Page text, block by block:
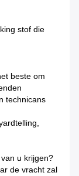
stof die
beste om
technicans
u krijgen?
de vracht zal